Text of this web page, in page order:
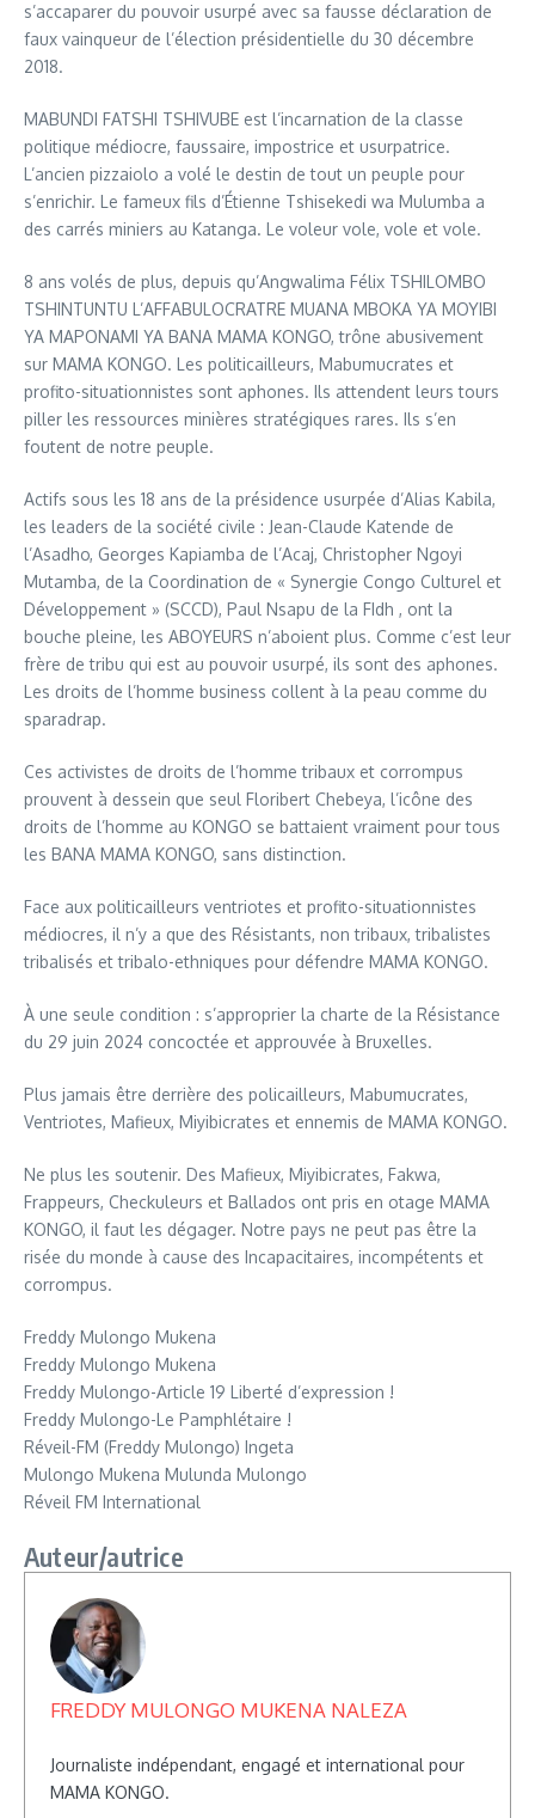
s’accaparer du pouvoir usurpé avec sa fausse déclaration de
faux vainqueur de l’élection présidentielle du 30 décembre
2018.
MABUNDI FATSHI TSHIVUBE est l’incarnation de la classe
politique médiocre, faussaire, impostrice et usurpatrice.
L’ancien pizzaiolo a volé le destin de tout un peuple pour
s’enrichir. Le fameux fils d’Étienne Tshisekedi wa Mulumba a
des carrés miniers au Katanga. Le voleur vole, vole et vole.
8 ans volés de plus, depuis qu’Angwalima Félix TSHILOMBO
TSHINTUNTU L’AFFABULOCRATRE MUANA MBOKA YA MOYIBI
YA MAPONAMI YA BANA MAMA KONGO, trône abusivement
sur MAMA KONGO. Les politicailleurs, Mabumucrates et
profito-situationnistes sont aphones. Ils attendent leurs tours
piller les ressources minières stratégiques rares. Ils s’en
foutent de notre peuple.
Actifs sous les 18 ans de la présidence usurpée d’Alias Kabila,
les leaders de la société civile : Jean-Claude Katende de
l’Asadho, Georges Kapiamba de l’Acaj, Christopher Ngoyi
Mutamba, de la Coordination de « Synergie Congo Culturel et
Développement » (SCCD), Paul Nsapu de la FIdh , ont la
bouche pleine, les ABOYEURS n’aboient plus. Comme c’est leur
frère de tribu qui est au pouvoir usurpé, ils sont des aphones.
Les droits de l’homme business collent à la peau comme du
sparadrap.
Ces activistes de droits de l’homme tribaux et corrompus
prouvent à dessein que seul Floribert Chebeya, l’icône des
droits de l’homme au KONGO se battaient vraiment pour tous
les BANA MAMA KONGO, sans distinction.
Face aux politicailleurs ventriotes et profito-situationnistes
médiocres, il n’y a que des Résistants, non tribaux, tribalistes
tribalisés et tribalo-ethniques pour défendre MAMA KONGO.
À une seule condition : s’approprier la charte de la Résistance
du 29 juin 2024 concoctée et approuvée à Bruxelles.
Plus jamais être derrière des policailleurs, Mabumucrates,
Ventriotes, Mafieux, Miyibicrates et ennemis de MAMA KONGO.
Ne plus les soutenir. Des Mafieux, Miyibicrates, Fakwa,
Frappeurs, Checkuleurs et Ballados ont pris en otage MAMA
KONGO, il faut les dégager. Notre pays ne peut pas être la
risée du monde à cause des Incapacitaires, incompétents et
corrompus.
Freddy Mulongo Mukena
Freddy Mulongo Mukena
Freddy Mulongo-Article 19 Liberté d’expression !
Freddy Mulongo-Le Pamphlétaire !
Réveil-FM (Freddy Mulongo) Ingeta
Mulongo Mukena Mulunda Mulongo
Réveil FM International
Auteur/autrice
FREDDY MULONGO MUKENA NALEZA
Journaliste indépendant, engagé et international pour
MAMA KONGO.